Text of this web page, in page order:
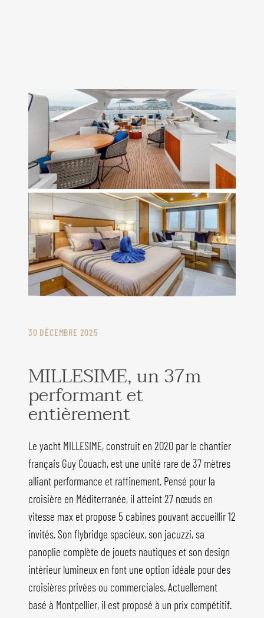
30 DÉCEMBRE 2025
MILLESIME, un 37m
performant et
entièrement
Le yacht MILLESIME, construit en 2020 par le chantier
français Guy Couach, est une unité rare de 37 mètres
alliant performance et raffinement. Pensé pour la
croisière en Méditerranée, il atteint 27 nœuds en
vitesse max et propose 5 cabines pouvant accueillir 12
invités. Son flybridge spacieux, son jacuzzi, sa
panoplie complète de jouets nautiques et son design
intérieur lumineux en font une option idéale pour des
croisières privées ou commerciales. Actuellement
basé à Montpellier, il est proposé à un prix compétitif.